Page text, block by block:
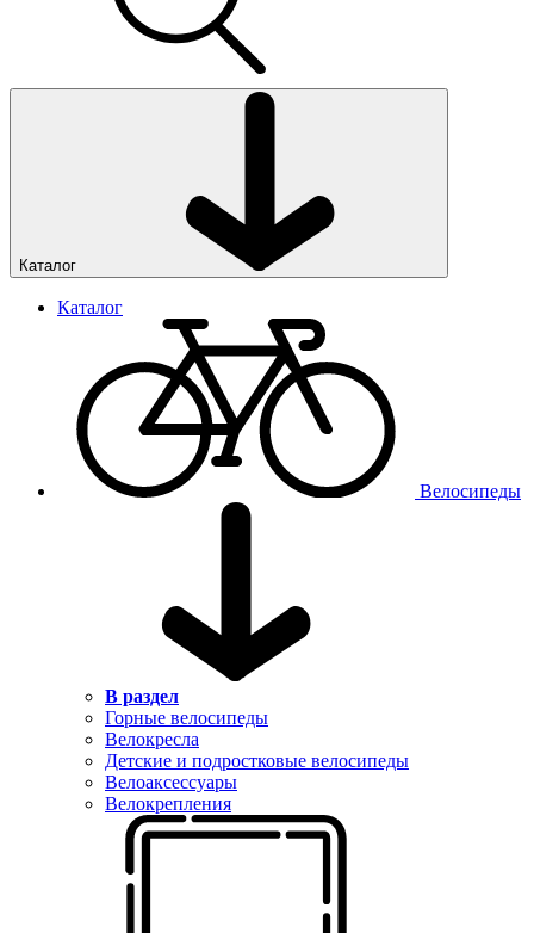
Каталог
Каталог
Велосипеды
В раздел
Горные велосипеды
Велокресла
Детские и подростковые велосипеды
Велоаксессуары
Велокрепления